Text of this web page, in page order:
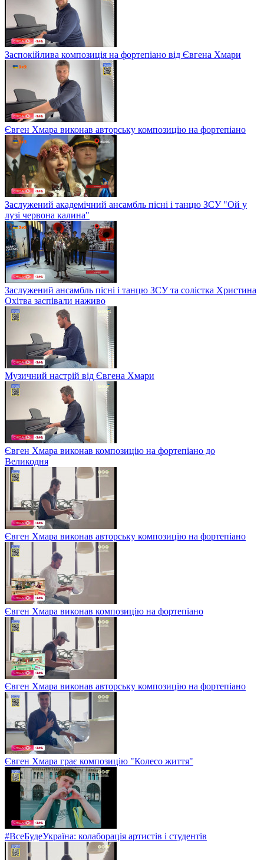
Заспокійлива композиція на фортепіано від Євгена Хмари
Євген Хмара виконав авторську композицію на фортепіано
Заслужений академічний ансамбль пісні і танцю ЗСУ "Ой у
лузі червона калина"
Заслужений ансамбль пісні і танцю ЗСУ та солістка Христина
Охітва заспівали наживо
Музичний настрій від Євгена Хмари
Євген Хмара виконав композицію на фортепіано до
Великодня
Євген Хмара виконав авторську композицію на фортепіано
Євген Хмара виконав композицію на фортепіано
Євген Хмара виконав авторську композицію на фортепіано
Євген Хмара грає композицію "Колесо життя"
#ВсеБудеУкраїна: колаборація артистів і студентів